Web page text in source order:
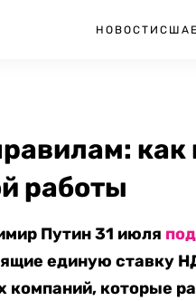
НОВОСТИ США
как
работы
Путин 31 июля
единую ставку
компаний, которые